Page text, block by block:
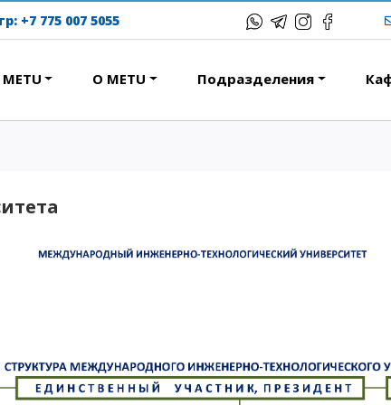
программа АССА
и общежития
тур
дистанционных
+7 775 007 5055
О METU Подразделения